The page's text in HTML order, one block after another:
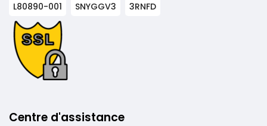
L80890-001
SNYGGV3 3RNFD
Centre d'assistance